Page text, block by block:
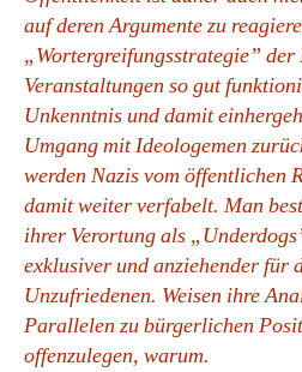
auf deren Argumente zu
„Wortergreifungsstrategie”
Veranstaltungen so gut
Unkenntnis und damit
Umgang mit Ideologemen
werden Nazis vom öffentlichen
damit weiter verfabelt. Man
ihrer Verortung als
exklusiver und anziehender für
Unzufriedenen. Weisen ihre
Parallelen zu bürgerlichen
offenzulegen, warum.